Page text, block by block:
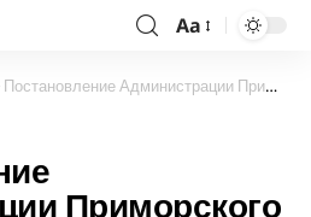
Aa
Постановление Администрации Приморского муниципального округа от 18.03.2024 г.
Приморского